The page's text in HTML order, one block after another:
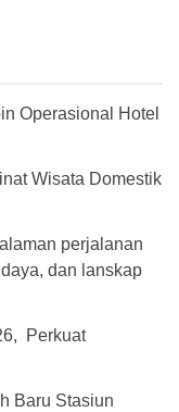
Operasional Hotel
Wisata Domestik
perjalanan
dan lanskap
Perkuat
Baru Stasiun